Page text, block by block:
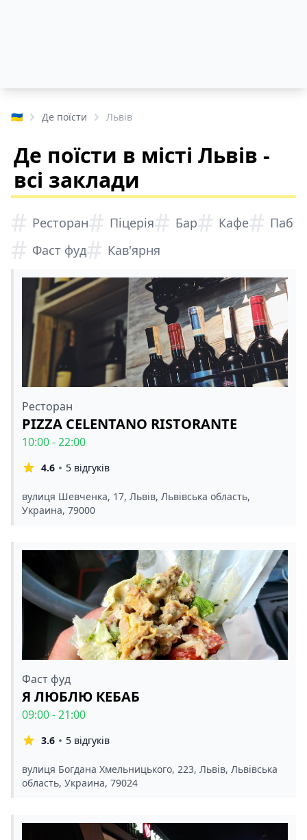
🇺🇦 Де поїсти Львів
Де поїсти в місті Львів -
всі заклади
# Ресторан# Піцерія# Бар# Кафе# Паб
# Фаст фуд# Кав'ярня
Ресторан
PIZZA CELENTANO RISTORANTE
10:00 - 22:00
4.6 5 відгуків
вулиця Шевченка, 17, Львів, Львівська область,
Украина, 79000
Фаст фуд
Я ЛЮБЛЮ КЕБАБ
09:00 - 21:00
3.6 5 відгуків
вулиця Богдана Хмельницького, 223, Львів, Львівська
область, Украина, 79024